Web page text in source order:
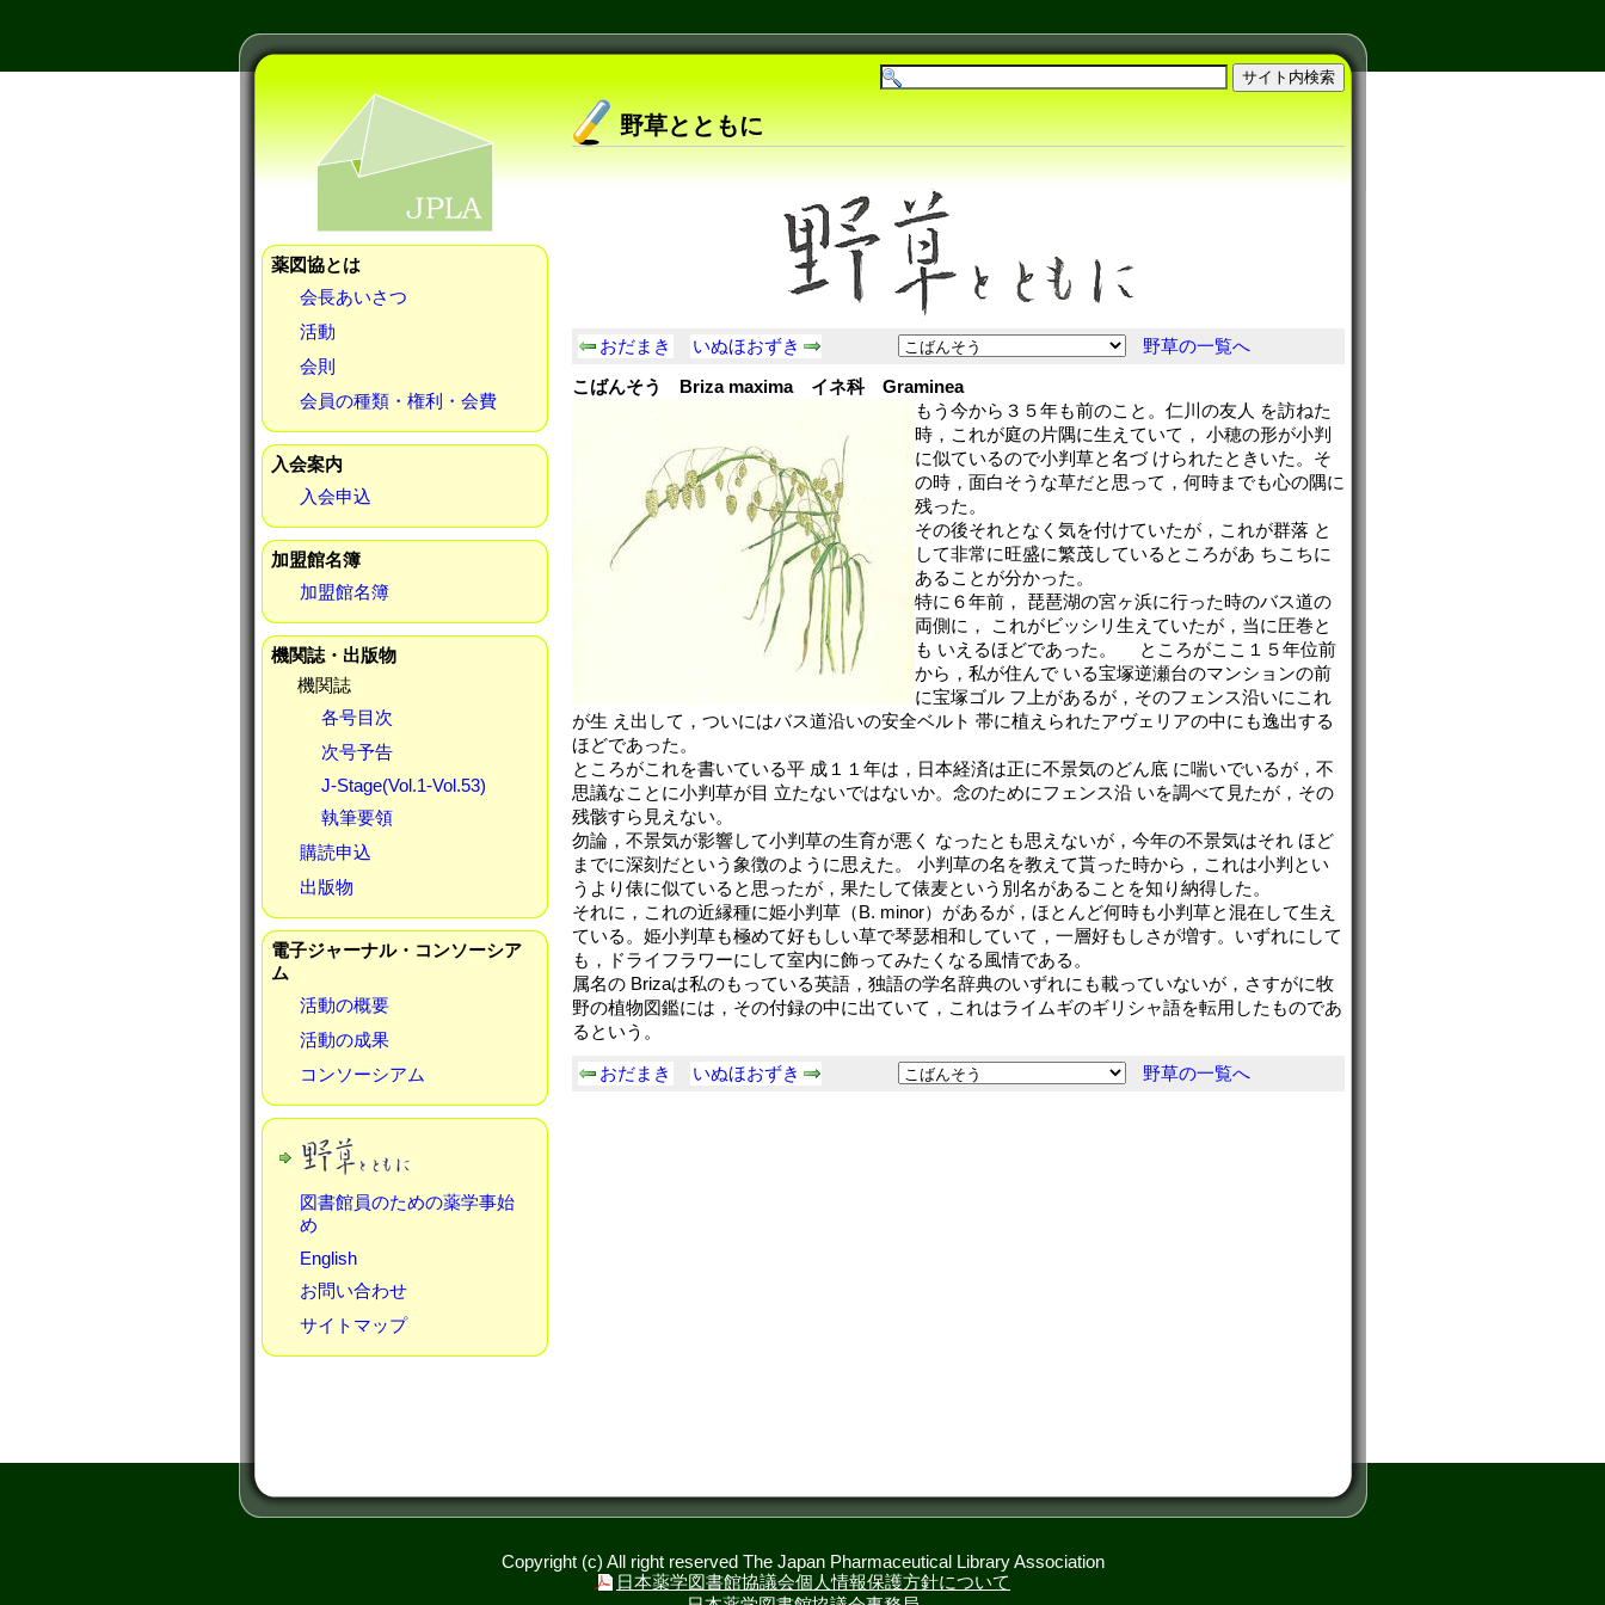
薬図協とは
会長あいさつ
活動
会則
会員の種類・権利・会費
入会案内
入会申込
加盟館名簿
加盟館名簿
機関誌・出版物
機関誌
各号目次
次号予告
J-Stage(Vol.1-Vol.53)
執筆要領
購読申込
出版物
電子ジャーナル・コンソーシア
ム
活動の概要
活動の成果
コンソーシアム
図書館員のための薬学事始
め
English
お問い合わせ
サイトマップ
野草とともに
おだまき いぬほおずき 野草の一覧へ
こばんそう Briza maxima イネ科 Graminea
もう今から３５年も前のこと。仁川の友人 を訪ねた
時，これが庭の片隅に生えていて， 小穂の形が小判
に似ているので小判草と名づ けられたときいた。そ
の時，面白そうな草だと思って，何時までも心の隅に
残った。
その後それとなく気を付けていたが，これが群落 と
して非常に旺盛に繁茂しているところがあ ちこちに
あることが分かった。
特に６年前， 琵琶湖の宮ヶ浜に行った時のバス道の
両側に， これがビッシリ生えていたが，当に圧巻と
も いえるほどであった。 ところがここ１５年位前
から，私が住んで いる宝塚逆瀬台のマンションの前
に宝塚ゴル フ上があるが，そのフェンス沿いにこれ
が生 え出して，ついにはバス道沿いの安全ベルト 帯に植えられたアヴェリアの中にも逸出する
ほどであった。
ところがこれを書いている平 成１１年は，日本経済は正に不景気のどん底 に喘いでいるが，不
思議なことに小判草が目 立たないではないか。念のためにフェンス沿 いを調べて見たが，その
残骸すら見えない。
勿論，不景気が影響して小判草の生育が悪く なったとも思えないが，今年の不景気はそれ ほど
までに深刻だという象徴のように思えた。 小判草の名を教えて貰った時から，これは小判とい
うより俵に似ていると思ったが，果たして俵麦という別名があることを知り納得した。
それに，これの近縁種に姫小判草（B. minor）があるが，ほとんど何時も小判草と混在して生え
ている。姫小判草も極めて好もしい草で琴瑟相和していて，一層好もしさが増す。いずれにして
も，ドライフラワーにして室内に飾ってみたくなる風情である。
属名の Brizaは私のもっている英語，独語の学名辞典のいずれにも載っていないが，さすがに牧
野の植物図鑑には，その付録の中に出ていて，これはライムギのギリシャ語を転用したものであ
るという。
おだまき いぬほおずき 野草の一覧へ
Copyright (c) All right reserved The Japan Pharmaceutical Library Association
日本薬学図書館協議会個人情報保護方針について